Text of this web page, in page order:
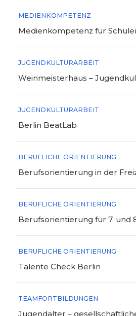
MEDIENKOMPETENZ
Medienkompetenz für
JUGENDKULTURARBEIT
Weinmeisterhaus –
JUGENDKULTURARBEIT
Berlin BeatLab
BERUFLICHE ORIENTIERUNG
Berufsorientierung in der
BERUFLICHE ORIENTIERUNG
Berufsorientierung für 7. und
BERUFLICHE ORIENTIERUNG
Talente Check Berlin
TEAMFORTBILDUNGEN
Jugendalter –